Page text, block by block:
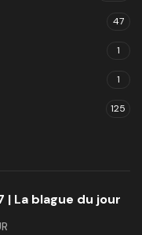
47
1
1
125
| La blague du jour